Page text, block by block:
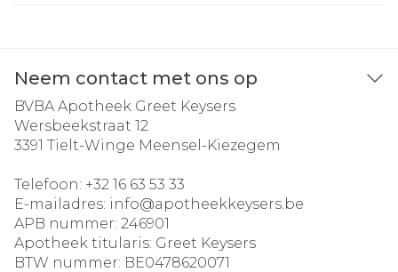
Neem contact met ons op
BVBA Apotheek Greet Keysers
Wersbeekstraat 12
3391 Tielt-Winge Meensel-Kiezegem
Telefoon: +32 16 63 53 33
E-mailadres: info@apotheekkeysers.be
APB nummer: 246901
Apotheek titularis: Greet Keysers
BTW nummer: BE0478620071